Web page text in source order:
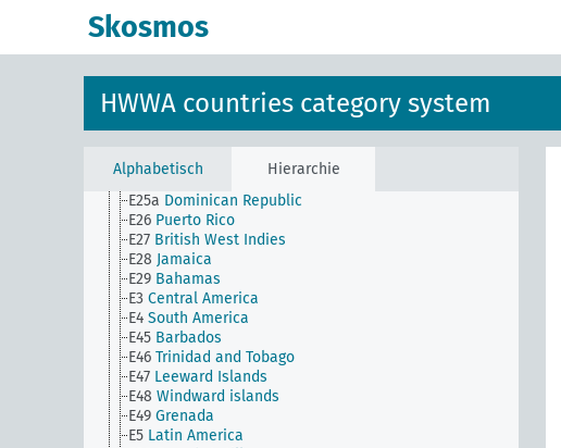
Skosmos
HWWA countries category system
Alphabetisch Hierarchie
E15 United States
E2 North America
E24 Cuba
E25
E25a Dominican Republic
E26 Puerto Rico
E27 British West Indies
E28 Jamaica
E29 Bahamas
E3 Central America
E4 South America
E45 Barbados
E46 Trinidad and Tobago
E47 Leeward Islands
E48 Windward islands
E49 Grenada
E5 Latin America